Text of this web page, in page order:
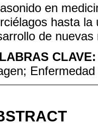
en
hasta
de
CLAVE: